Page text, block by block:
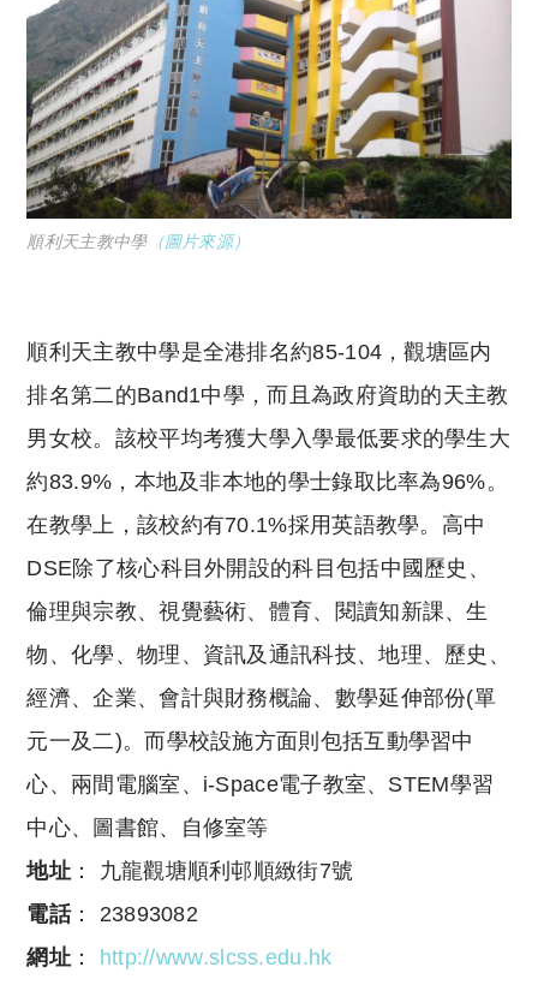
順利天主教中學（圖片來源）
順利天主教中學是全港排名約85-104，觀塘區内
排名第二的Band1中學，而且為政府資助的天主教
男女校。該校平均考獲大學入學最低要求的學生大
約83.9%，本地及非本地的學士錄取比率為96%。
在教學上，該校約有70.1%採用英語教學。高中
DSE除了核心科目外開設的科目包括中國歷史、
倫理與宗教、視覺藝術、體育、閱讀知新課、生
物、化學、物理、資訊及通訊科技、地理、歷史、
經濟、企業、會計與財務概論、數學延伸部份(單
元一及二)。而學校設施方面則包括互動學習中
心、兩間電腦室、i-Space電子教室、STEM學習
中心、圖書館、自修室等
地址 ： 九龍觀塘順利邨順緻街7號
電話： 23893082
網址 ： http://www.slcss.edu.hk